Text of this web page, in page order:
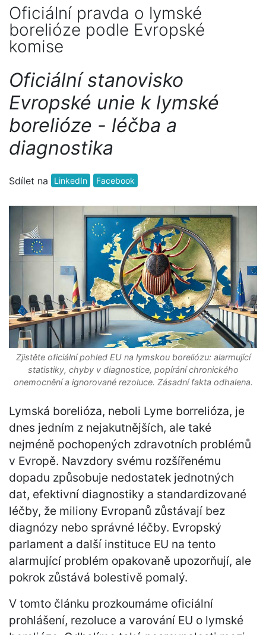
Oficiální pravda o lymské
borelióze podle Evropské
komise
Oficiální stanovisko
Evropské unie k lymské
borelióze - léčba a
diagnostika
Sdílet na LinkedIn Facebook
Zjistěte oficiální pohled EU na lymskou boreliózu: alarmující
statistiky, chyby v diagnostice, popírání chronického
onemocnění a ignorované rezoluce. Zásadní fakta odhalena.
Lymská borelióza, neboli Lyme borrelióza, je
dnes jedním z nejakutnějších, ale také
nejméně pochopených zdravotních problémů
v Evropě. Navzdory svému rozšířenému
dopadu způsobuje nedostatek jednotných
dat, efektivní diagnostiky a standardizované
léčby, že miliony Evropanů zůstávají bez
diagnózy nebo správné léčby. Evropský
parlament a další instituce EU na tento
alarmující problém opakovaně upozorňují, ale
pokrok zůstává bolestivě pomalý.
V tomto článku prozkoumáme oficiální
prohlášení, rezoluce a varování EU o lymské